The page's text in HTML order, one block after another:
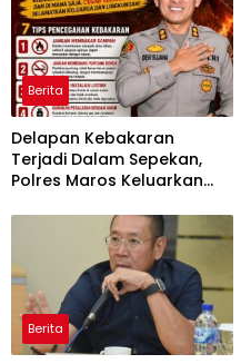
Berita
Delapan Kebakaran
Terjadi Dalam Sepekan,
Polres Maros Keluarkan
Masyarakat
Berita